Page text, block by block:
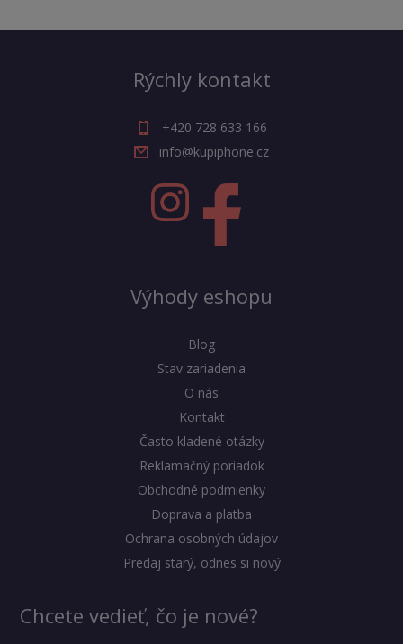
Rýchly kontakt
+420 728 633 166
info@kupiphone.cz
Výhody eshopu
Blog
Stav zariadenia
O nás
Kontakt
Často kladené otázky
Reklamačný poriadok
Obchodné podmienky
Doprava a platba
Ochrana osobných údajov
Predaj starý, odnes si nový
Chcete vedieť, čo je nové?